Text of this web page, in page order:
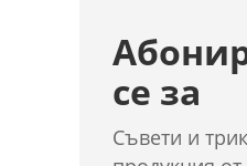
се за
Съвети и